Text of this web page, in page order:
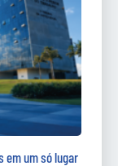
em um só lugar